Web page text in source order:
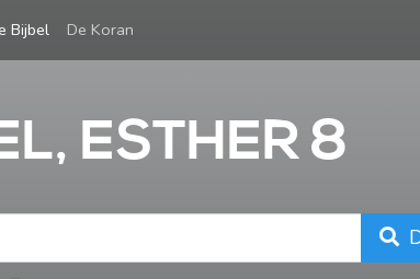
Bijbel De Koran
ESTHER 8